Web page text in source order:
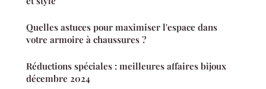
Quelles astuces pour maximiser l'espace dans
votre armoire à chaussures ?
Réductions spéciales : meilleures affaires bijoux
décembre 2024